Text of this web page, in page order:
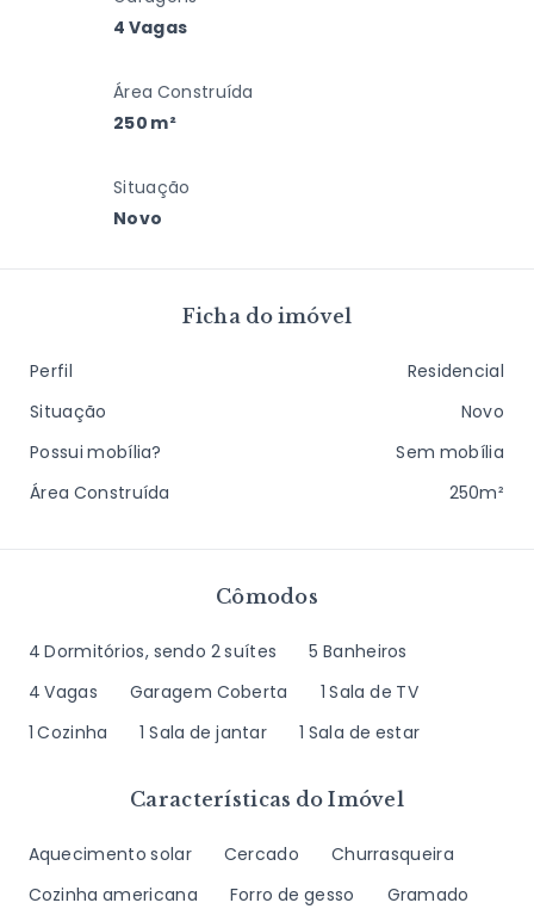
4 Vagas
Área Construída
250 m²
Situação
Novo
Cômodos
4 Dormitórios, sendo 2 suítes
5 Banheiros
4 Vagas
Garagem Coberta
1 Sala de TV
1 Cozinha
1 Sala de jantar 1 Sala de estar
Características do Imóvel
Aquecimento solar Cercado
Churrasqueira
Cozinha americana
Forro de gesso
Gramado
Ficha do imóvel
Perfil
Residencial
Situação
Novo
Possui mobília?
Sem mobília
Área Construída
250m²